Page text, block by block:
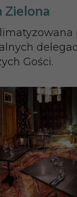
Zielona
Gości.